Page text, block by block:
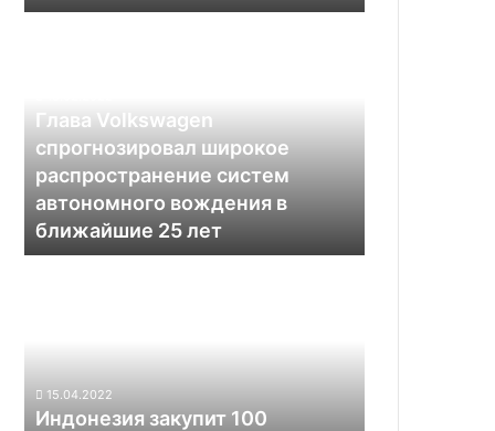
года
распространение
автономного
вождения
ближайшие
25
Глава Volkswagen
спрогнозировал широкое
распространение систем
автономного вождения в
ближайшие 25 лет
EHang
15.04.2022
Индонезия закупит 100